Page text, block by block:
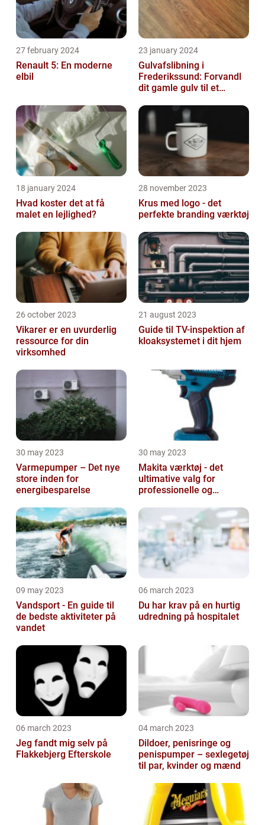
27 february 2024
Renault 5: En moderne
elbil
23 january 2024
Gulvafslibning i
Frederikssund: Forvandl
dit gamle gulv til et
18 january 2024
Hvad koster det at få
malet en lejlighed?
28 november 2023
Krus med logo - det
perfekte branding værktøj
26 october 2023
Vikarer er en uvurderlig
ressource for din
virksomhed
21 august 2023
Guide til TV-inspektion af
kloaksystemet i dit hjem
30 may 2023
Varmepumper – Det nye
store inden for
energibesparelse
30 may 2023
Makita værktøj - det
ultimative valg for
professionelle og
selv'ere
09 may 2023
Vandsport - En guide til
de bedste aktiviteter på
vandet
06 march 2023
Du har krav på en hurtig
udredning på hospitalet
06 march 2023
Jeg fandt mig selv på
Flakkebjerg Efterskole
04 march 2023
Dildoer, penisringe og
penispumper – sexlegetøj
til par, kvinder og mænd